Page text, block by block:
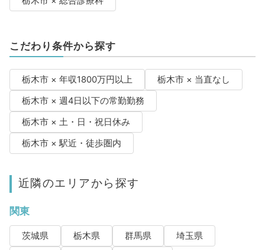
こだわり条件から探す
栃木市 × 年収1800万円以上
栃木市 × 当直なし
栃木市 × 週4日以下の常勤勤務
栃木市 × 土・日・祝日休み
栃木市 × 駅近・徒歩圏内
近隣のエリアから探す
関東
茨城県 栃木県 群馬県
埼玉県